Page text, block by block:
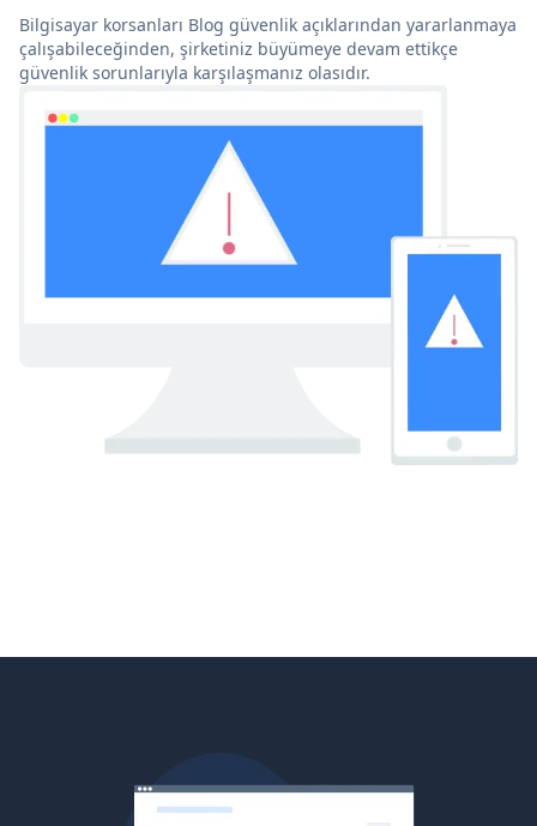
Bilgisayar korsanları Blog güvenlik açıklarından yararlanmaya
çalışabileceğinden, şirketiniz büyümeye devam ettikçe
güvenlik sorunlarıyla karşılaşmanız olasıdır.